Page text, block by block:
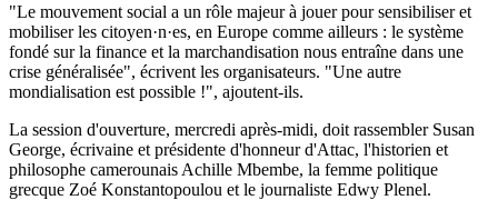
"Le mouvement social a un rôle majeur à jouer pour sensibiliser et
mobiliser les citoyen·n·es, en Europe comme ailleurs : le système
fondé sur la finance et la marchandisation nous entraîne dans une
crise généralisée", écrivent les organisateurs. "Une autre
mondialisation est possible !", ajoutent-ils.
La session d'ouverture, mercredi après-midi, doit rassembler Susan
George, écrivaine et présidente d'honneur d'Attac, l'historien et
philosophe camerounais Achille Mbembe, la femme politique
grecque Zoé Konstantopoulou et le journaliste Edwy Plenel.